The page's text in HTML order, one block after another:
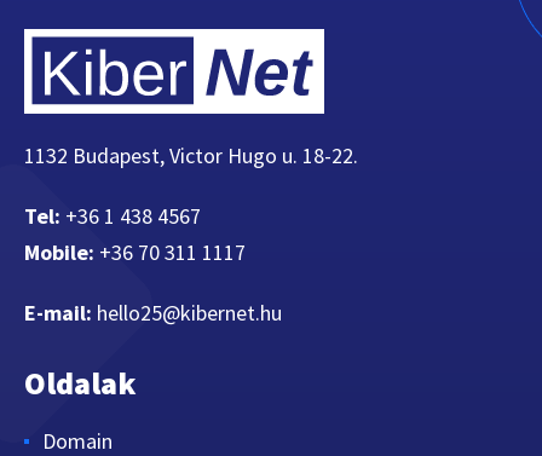
1132 Budapest, Victor Hugo u. 18-22.
Tel: +36 1 438 4567
Mobile: +36 70 311 1117
E-mail: hello25@kibernet.hu
Oldalak
Domain